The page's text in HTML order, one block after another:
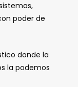
poder de
donde la
la podemos